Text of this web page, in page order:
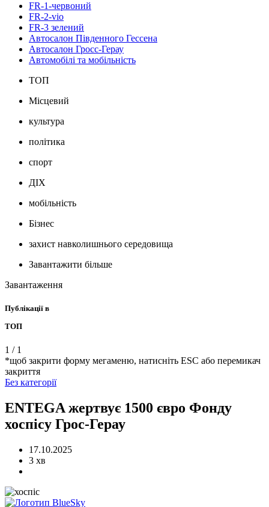
FR-1-червоний
FR-2-vio
FR-3 зелений
Автосалон Південного Гессена
Автосалон Гросс-Герау
Автомобілі та мобільність
ТОП
Місцевий
культура
політика
спорт
ДІХ
мобільність
Бізнес
захист навколишнього середовища
Завантажити більше
Завантаження
Публікації в
ТОП
1 / 1
*щоб закрити форму мегаменю, натисніть ESC або перемикач
закриття
Без категорії
ENTEGA жертвує 1500 євро Фонду
хоспісу Грос-Герау
17.10.2025
3 хв